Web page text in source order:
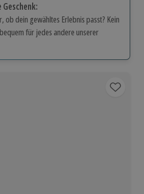
ob dein gewähltes Erlebnis passt? Kein
für jedes andere unserer